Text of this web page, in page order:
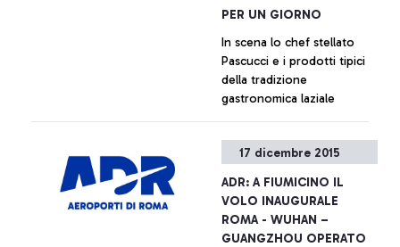
PER UN GIORNO
In scena lo chef stellato
Pascucci e i prodotti tipici
della tradizione
gastronomica laziale
+ Approfondisci
17 dicembre 2015
ADR: A FIUMICINO IL
VOLO INAUGURALE
ROMA - WUHAN –
GUANGZHOU OPERATO